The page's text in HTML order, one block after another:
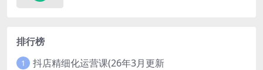
排行榜
1 抖店精细化运营课(26年3月更新